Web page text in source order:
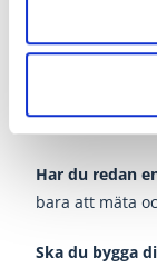
Har du redan
bara att mäta
Ska du bygga